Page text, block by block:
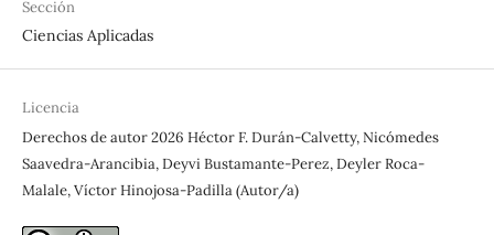
Sección
Ciencias Aplicadas
Licencia
Derechos de autor 2026 Héctor F. Durán-Calvetty, Nicómedes
Saavedra-Arancibia, Deyvi Bustamante-Perez, Deyler Roca-
Malale, Víctor Hinojosa-Padilla (Autor/a)